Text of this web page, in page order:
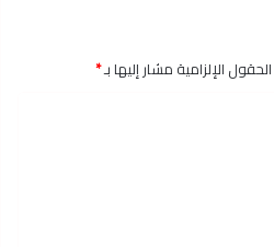
الحقول الإلزامية مشار إليها بـ*